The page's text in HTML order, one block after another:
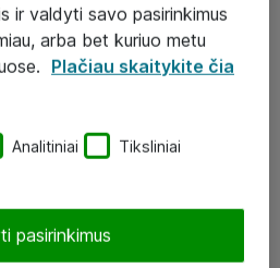
ir valdyti savo pasirinkimus
arba bet kuriuo metu
Plačiau skaitykite čia
Analitiniai Tiksliniai
pasirinkimus